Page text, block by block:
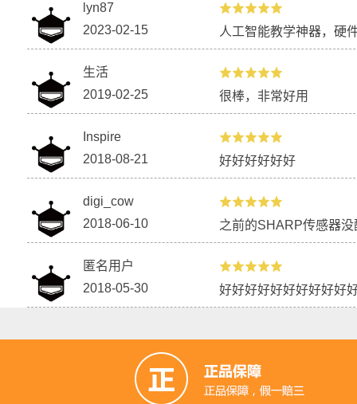
lyn87
2023-02-15
人工智能教学神器，硬
生活
2019-02-25
很棒，非常好用
Inspire
2018-08-21
好好好好好好
digi_cow
2018-06-10
之前的SHARP传感器
匿名用户
2018-05-30
好好好好好好好好好好